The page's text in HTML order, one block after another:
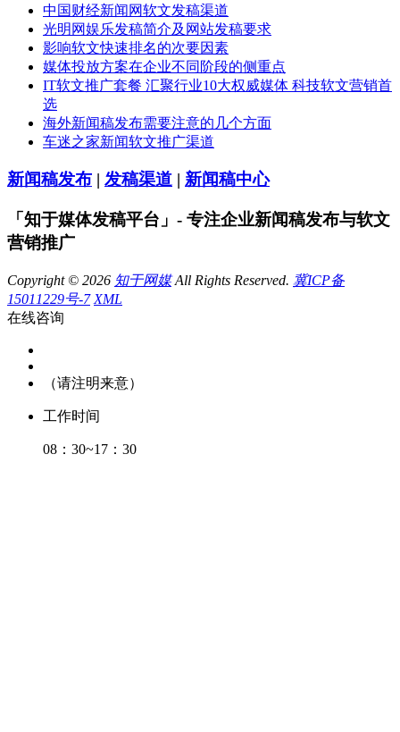
中国财经新闻网软文发稿渠道
光明网娱乐发稿简介及网站发稿要求
影响软文快速排名的次要因素
媒体投放方案在企业不同阶段的侧重点
IT软文推广套餐 汇聚行业10大权威媒体 科技软文营销首
选
海外新闻稿发布需要注意的几个方面
车迷之家新闻软文推广渠道
新闻稿发布 | 发稿渠道 | 新闻稿中心
「知于媒体发稿平台」- 专注企业新闻稿发布与软文
营销推广
Copyright © 2026 知于网媒All Rights Reserved. 冀ICP备
15011229号-7 XML
在线咨询
（请注明来意）
工作时间
08：30~17：30